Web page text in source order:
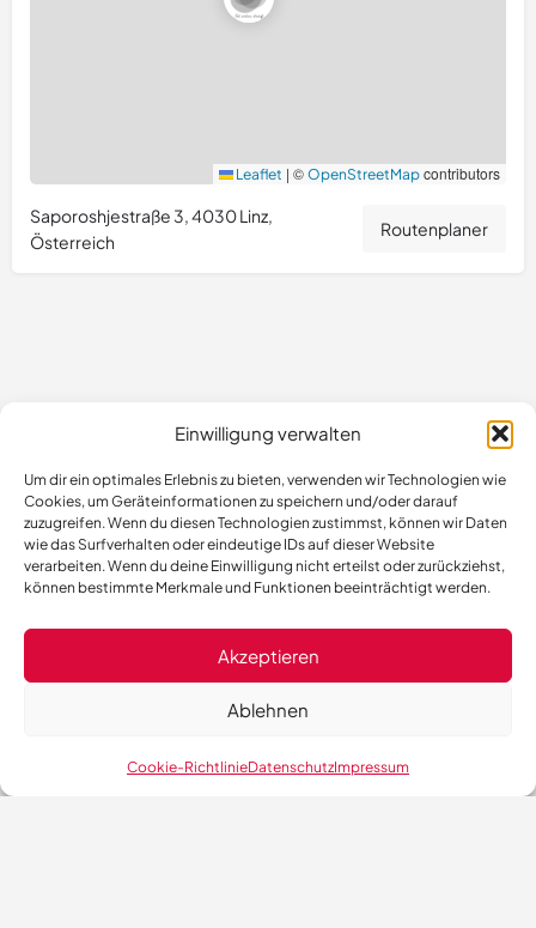
Einwilligung verwalten
Um dir ein optimales Erlebnis zu bieten, verwenden wir Technologien wie
Cookies, um Geräteinformationen zu speichern und/oder darauf
zuzugreifen. Wenn du diesen Technologien zustimmst, können wir Daten
wie das Surfverhalten oder eindeutige IDs auf dieser Website
verarbeiten. Wenn du deine Einwilligung nicht erteilst oder zurückziehst,
können bestimmte Merkmale und Funktionen beeinträchtigt werden.
Akzeptieren
Ablehnen
Cookie-RichtlinieDatenschutzImpressum
Leaflet | © OpenStreetMap contributors
Saporoshjestraße 3, 4030 Linz,
Österreich
Routenplaner